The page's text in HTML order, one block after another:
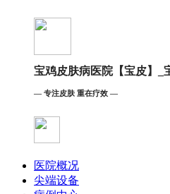
宝鸡皮肤病医院【宝皮】_
— 专注皮肤 重在疗效 —
医院概况
尖端设备